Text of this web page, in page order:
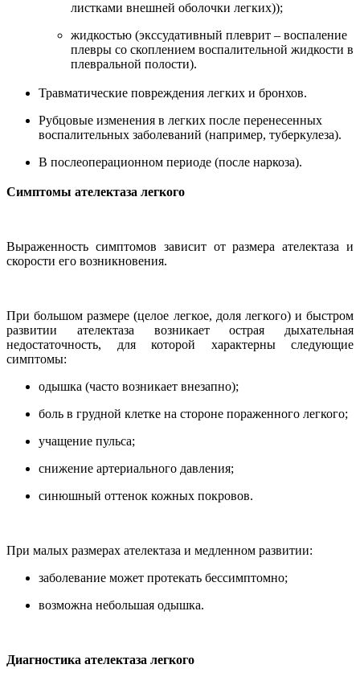
листками внешней оболочки легких));
жидкостью (экссудативный плеврит – воспаление
плевры со скоплением воспалительной жидкости в
плевральной полости).
Травматические повреждения легких и бронхов.
Рубцовые изменения в легких после перенесенных
воспалительных заболеваний (например, туберкулеза).
В послеоперационном периоде (после наркоза).
Симптомы ателектаза легкого
Выраженность симптомов зависит от размера ателектаза и
скорости его возникновения.
При большом размере (целое легкое, доля легкого) и быстром
развитии ателектаза возникает острая дыхательная
недостаточность, для которой характерны следующие
симптомы:
одышка (часто возникает внезапно);
боль в грудной клетке на стороне пораженного легкого;
учащение пульса;
снижение артериального давления;
синюшный оттенок кожных покровов.
При малых размерах ателектаза и медленном развитии:
заболевание может протекать бессимптомно;
возможна небольшая одышка.
Диагностика ателектаза легкого